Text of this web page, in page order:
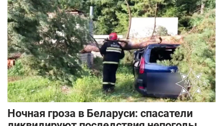
Ночная гроза в Беларуси: спасатели